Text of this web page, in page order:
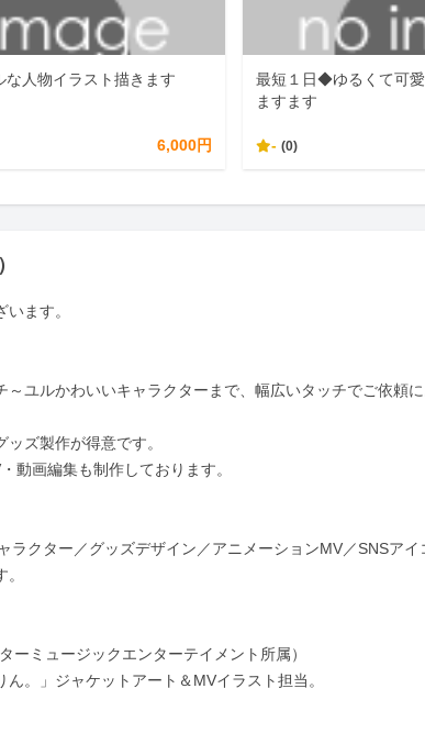
な人物イラスト描きます
6,000円
最短１日◆ゆるくて可
ますます
- (0)
ます。
～ユルかわいいキャラクターまで、幅広いタッチでご依頼に
ズ製作が得意です。
動画編集も制作しております。
ラクター／グッズデザイン／アニメーションMV／SNSア
ーミュージックエンターテイメント所属）
。」ジャケットアート＆MVイラスト担当。